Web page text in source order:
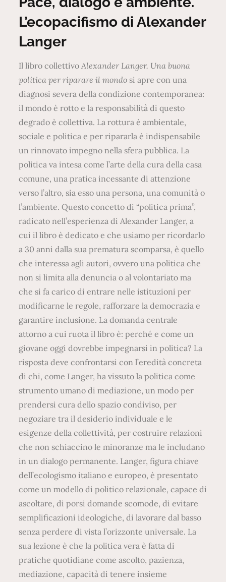
L’ecopacifismo di Alexander
Langer
Il libro collettivo Alexander Langer. Una buona
politica per riparare il mondo si apre con una
diagnosi severa della condizione contemporanea:
il mondo è rotto e la responsabilità di questo
degrado è collettiva. La rottura è ambientale,
sociale e politica e per ripararla è indispensabile
un rinnovato impegno nella sfera pubblica. La
politica va intesa come l’arte della cura della casa
comune, una pratica incessante di attenzione
verso l’altro, sia esso una persona, una comunità o
l’ambiente. Questo concetto di “politica prima”,
radicato nell’esperienza di Alexander Langer, a
cui il libro è dedicato e che usiamo per ricordarlo
a 30 anni dalla sua prematura scomparsa, è quello
che interessa agli autori, ovvero una politica che
non si limita alla denuncia o al volontariato ma
che si fa carico di entrare nelle istituzioni per
modificarne le regole, rafforzare la democrazia e
garantire inclusione. La domanda centrale
attorno a cui ruota il libro è: perché e come un
giovane oggi dovrebbe impegnarsi in politica? La
risposta deve confrontarsi con l’eredità concreta
di chi, come Langer, ha vissuto la politica come
strumento umano di mediazione, un modo per
prendersi cura dello spazio condiviso, per
negoziare tra il desiderio individuale e le
esigenze della collettività, per costruire relazioni
che non schiaccino le minoranze ma le includano
in un dialogo permanente. Langer, figura chiave
dell’ecologismo italiano e europeo, è presentato
come un modello di politico relazionale, capace di
ascoltare, di porsi domande scomode, di evitare
semplificazioni ideologiche, di lavorare dal basso
senza perdere di vista l’orizzonte universale. La
sua lezione è che la politica vera è fatta di
pratiche quotidiane come ascolto, pazienza,
mediazione, capacità di tenere insieme